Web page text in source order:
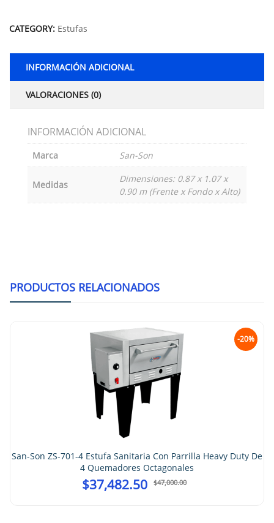
CATEGORY: Estufas
INFORMACIÓN ADICIONAL
VALORACIONES (0)
INFORMACIÓN ADICIONAL
Marca San-Son
Medidas
Dimensiones: 0.87 x 1.07 x
0.90 m (Frente x Fondo x Alto)
PRODUCTOS RELACIONADOS
-20%
San-Son ZS-701-4 Estufa Sanitaria Con Parrilla Heavy Duty De
4 Quemadores Octagonales
$47,000.00
$37,482.50